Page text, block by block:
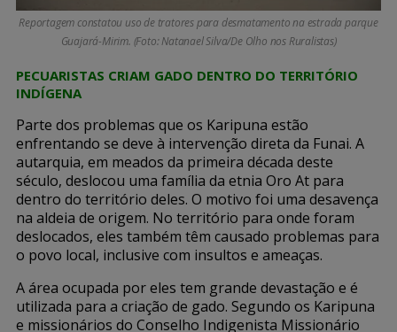
Reportagem constatou uso de tratores para desmatamento na estrada parque
Guajará-Mirim. (Foto: Natanael Silva/De Olho nos Ruralistas)
PECUARISTAS CRIAM GADO DENTRO DO TERRITÓRIO
INDÍGENA
Parte dos problemas que os Karipuna estão
enfrentando se deve à intervenção direta da Funai. A
autarquia, em meados da primeira década deste
século, deslocou uma família da etnia Oro At para
dentro do território deles. O motivo foi uma desavença
na aldeia de origem. No território para onde foram
deslocados, eles também têm causado problemas para
o povo local, inclusive com insultos e ameaças.
A área ocupada por eles tem grande devastação e é
utilizada para a criação de gado. Segundo os Karipuna
e missionários do Conselho Indigenista Missionário